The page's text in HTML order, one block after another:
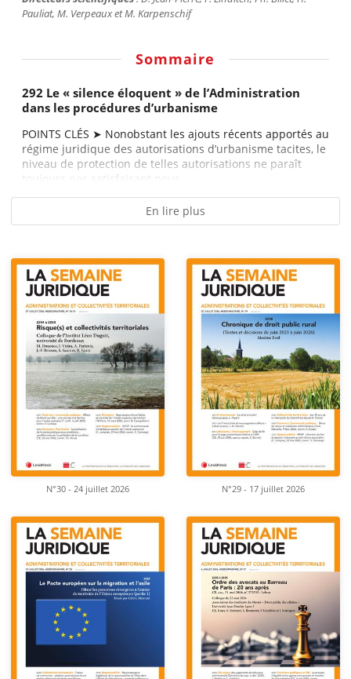
Pauliat, M. Verpeauxet M. Karpenschif
Sommaire
292 Le « silence éloquent » de l’Administration
dans les procédures d’urbanisme
POINTS CLÉS ➤ Nonobstant les ajouts récents apportés au
régime juridique des autorisations d’urbanisme tacites, le
niveau de protection de telles autorisations ne paraît
toujours pas satisfaisant pour...
En lire plus
N°30 - 24 juillet 2026 N°29 - 17 juillet 2026